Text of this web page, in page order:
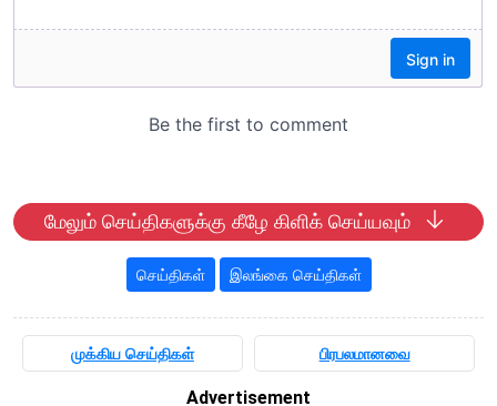
மேலும் செய்திகளுக்கு கீழே கிளிக் செய்யவும்
செய்திகள் இலங்கை செய்திகள்
முக்கிய செய்திகள் பிரபலமானவை
Advertisement